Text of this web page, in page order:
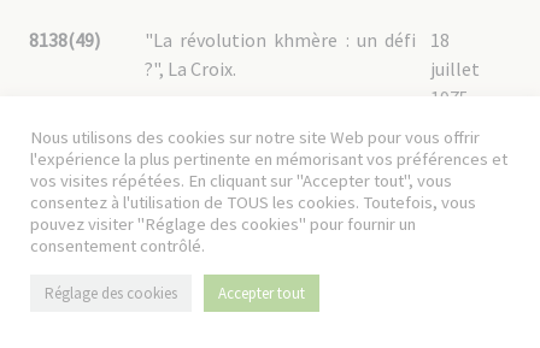
8138(49)
18
juillet
1975
"La révolution khmère : un défi
?", La Croix.
8138(5)
8
octobre
1963
"Le Cambodge : dix années
d’indépendance" ; "Le Cambodge
et la France", Le Monde.
8138(50)
Alain Bulher, "Voyage au bout de
l’horreur : ce qui s’est passé au
Cambodge le 18 avril 1975
Nous utilisons des cookies sur notre site Web pour vous offrir
l'expérience la plus pertinente en mémorisant vos préférences et
vos visites répétées. En cliquant sur "Accepter tout", vous
consentez à l'utilisation de TOUS les cookies. Toutefois, vous
pouvez visiter "Réglage des cookies" pour fournir un
consentement contrôlé.
Réglage des cookies Accepter tout